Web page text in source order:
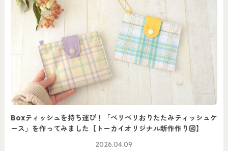
Boxティッシュを持ち運び！「ベリベリおりたたみティッシュケ
ース」を作ってみました【トーカイオリジナル新作作り図】
2026.04.09